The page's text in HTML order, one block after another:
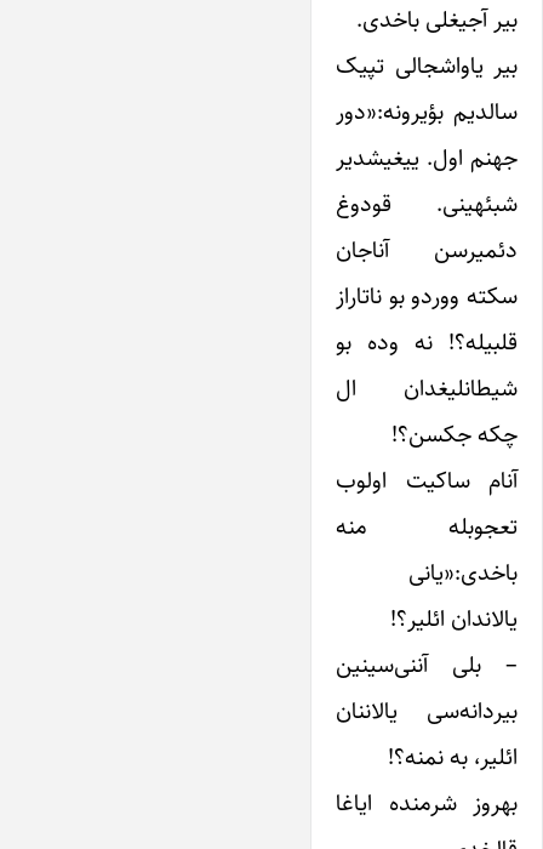
بیر آجیغلی باخدی.
بیر یاواشجالی تپیک
سالدیم بؤیرونه:«دور
جهنم اول. ییغیشدیر
شبئهینی. قودوغ
دئمیرسن آناجان
سکته ووردو بو ناتاراز
قلبیله؟! نه وده بو
شیطانلیغدان ال
چکه جکسن؟!
آنام ساکیت اولوب
تعجوبله‌ منه
باخدی:«یانی
یالاندان ائلیر؟!
– بلی آننی‌سینین
بیردانه‌سی یالاننان
ائلیر، به نمنه؟!
بهروز شرمنده‌ ایاغا